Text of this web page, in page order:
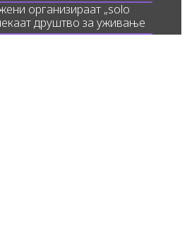
организираат „solo
друштво за уживање